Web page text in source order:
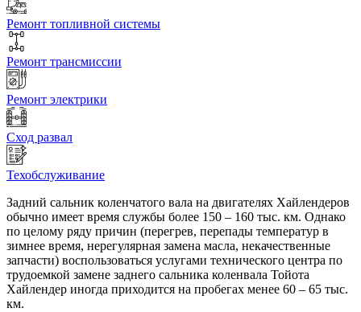
Ремонт топливной системы
Ремонт трансмиссии
Ремонт электрики
Сход развал
Техобслуживание
Задний сальник коленчатого вала на двигателях Хайлендеров
обычно имеет время службы более 150 – 160 тыс. км. Однако
по целому ряду причин (перегрев, перепады температур в
зимнее время, нерегулярная замена масла, некачественные
запчасти) воспользоваться услугами технического центра по
трудоемкой замене заднего сальника коленвала Тойота
Хайлендер иногда приходится на пробегах менее 60 – 65 тыс.
км.